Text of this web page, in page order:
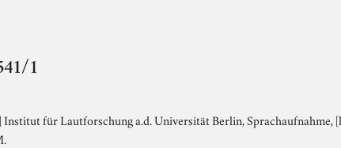
1
für Lautforschung a.d. Universität Berlin,